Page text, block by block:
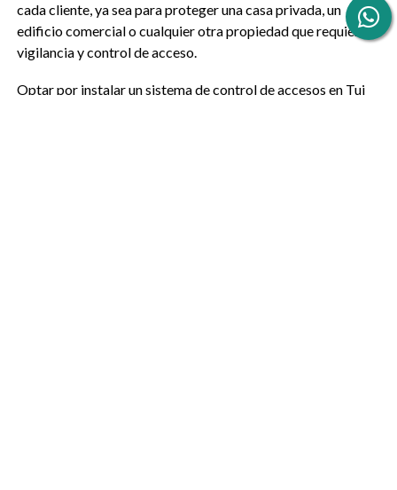
cada cliente, ya sea para proteger una casa privada, un
edificio comercial o cualquier otra propiedad que requiera
vigilancia y control de acceso.
Optar por instalar un sistema de control de accesos en Tui